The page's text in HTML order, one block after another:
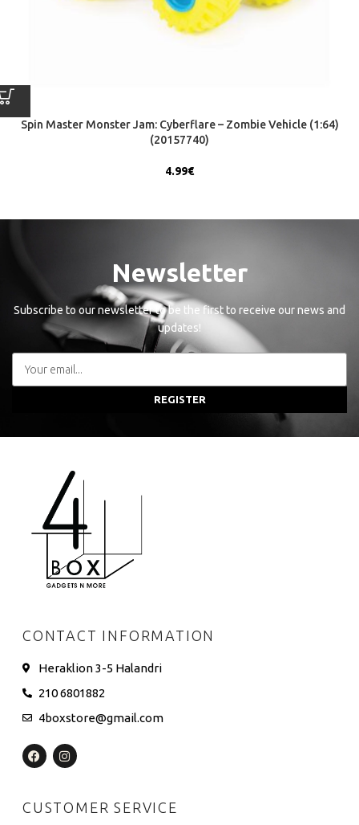
Spin Master Monster Jam: Cyberflare – Zombie Vehicle (1:64)
(20157740)
4.99€
Newsletter
Subscribe to our newsletter to be the first to receive our news and
updates!
REGISTER
CONTACT INFORMATION
Heraklion 3-5 Halandri
210 6801882
4boxstore@gmail.com
CUSTOMER SERVICE